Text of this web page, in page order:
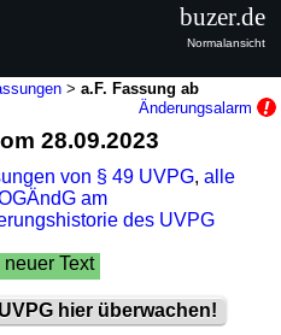
>a.F. Fassung ab
Änderungsalarm
28.09.2023
von § 49 UVPG,alle
am
des UVPG
neuer Text
UVPG hier überwachen!
buzer.de
Normalansicht